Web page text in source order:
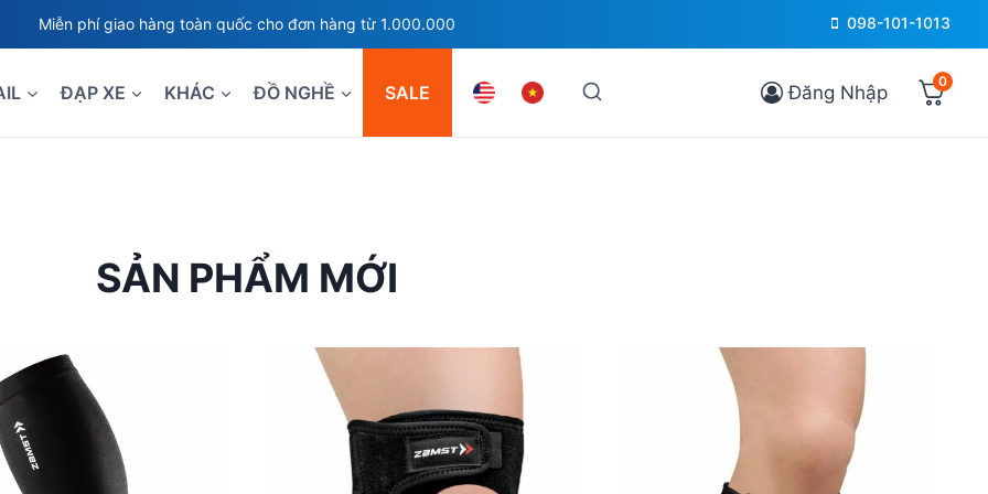
Miễn phí giao hàng toàn quốc cho đơn hàng từ 1.000.000 098-101-1013
ĐẠP XE KHÁC ĐỒ NGHỀ SALE Đăng Nhập 0
SẢN PHẨM MỚI